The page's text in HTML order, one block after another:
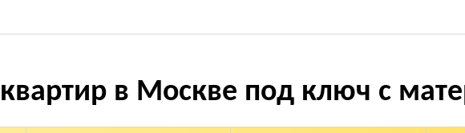
в Москве под ключ с